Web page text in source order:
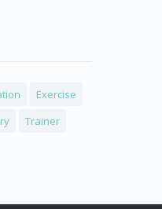
Exercise
Trainer